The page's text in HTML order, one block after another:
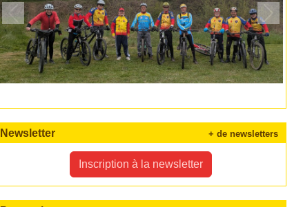
Précedent
Newsletter
Inscription à la newsletter
+ de newsletters